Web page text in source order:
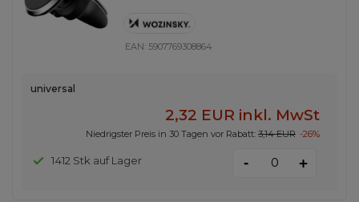
EAN: 5907769308864
universal
2,32 EUR inkl. MwSt
Niedrigster Preis in 30 Tagen vor Rabatt: 3,14 EUR -26%
1412 Stk auf Lager - +